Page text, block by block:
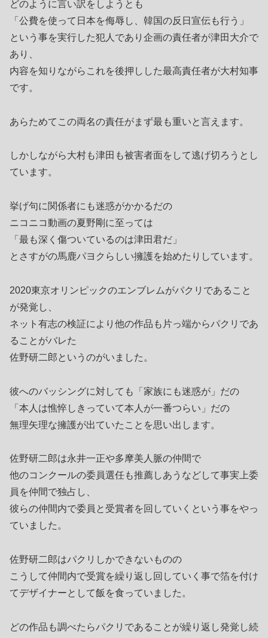
どのように言い訳をしようとも
「公費を使って日本を侮辱し、韓国の反日宣伝も行う」
という事を実行した犯人であり企画の責任者が津田大介で
あり、
内容を知りながらこれを後押しした最高責任者が大村知事
です。
あらためてこの両名の責任がまず最も重いと言えます。
しかしながら大村も津田も被害者面をして逃げ切ろうとし
ています。
挙げ句に関係者にも迷惑がかかるだの
ニコニコ動画の夏野剛に至っては
「最も深く傷ついているのは津田君だ」
とさすがの馬鹿パヨクらしい擁護を始めたりしています。
2020東京オリンピックのエンブレムがパクリであること
が発覚し、
ネット有志の検証により他の作品も片っ端からパクリであ
ることがバレた
佐野研二郎というのがいました。
彼へのバッシングに対しても「家族にも迷惑が」だの
「本人は憔悴しきっていて本人が一番つらい」だの
無理矢理な擁護が出ていたことを思い出します。
佐野研二郎は永井一正や多摩美人脈の仲間で
他のコンクールの委員選任も推薦しあうなどして事実上委
員を仲間で独占し、
彼らの仲間内で委員と受賞者を回していくという事をやっ
ていました。
佐野研二郎はパクリしかできないものの
こうして仲間内で受賞を繰り返し回していく事で箔を付け
てデザイナーとして飯を食っていました。
どの作品も調べたらパクリであることが繰り返し発覚し続